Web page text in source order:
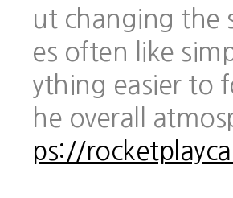
ut changing the
es often like
ything easier to
he overall
ps://